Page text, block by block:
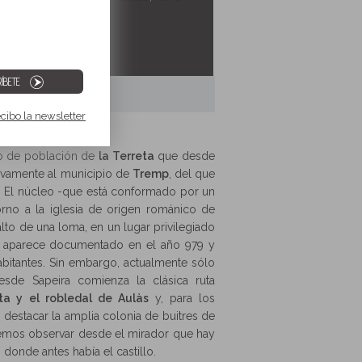
la newsletter
de población de la Terreta que desde
al municipio de Tremp, del que
El núcleo -que está conformado por un
a la iglesia de origen románico de
de una loma, en un lugar privilegiado
aparece documentado en el año 979 y
Sin embargo, actualmente sólo
Sapeira comienza la clásica ruta
y el robledal de Aulàsy, para los
la amplia colonia de buitres de
observar desde el mirador que hay
antes había el castillo.